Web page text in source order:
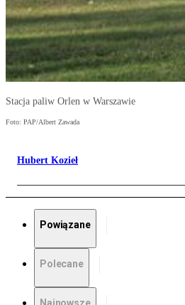
Stacja paliw Orlen w Warszawie
Foto: PAP/Albert Zawada
Hubert Kozieł
Powiązane
Polecane